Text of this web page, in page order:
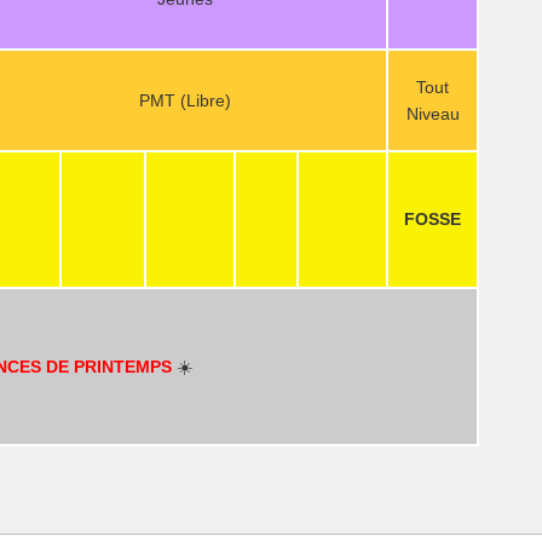
PMT (Libre)
Tout
Niveau
FOSSE
DE PRINTEMPS ☀️